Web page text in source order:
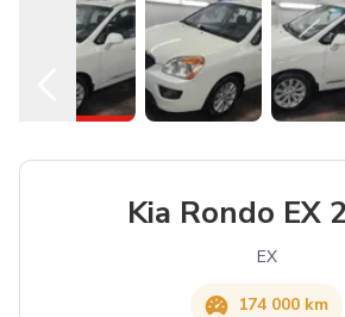
Kia Rondo EX
EX
174 000 km